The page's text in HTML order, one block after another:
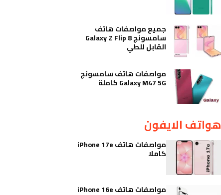
جميع مواصفات هاتف
سامسونج Galaxy Z Flip 8
القابل للطي
مواصفات هاتف سامسونج
Galaxy M47 5G كاملة
هواتف الايفون
مواصفات هاتف iPhone 17e
كاملا
مواصفات هاتف iPhone 16e